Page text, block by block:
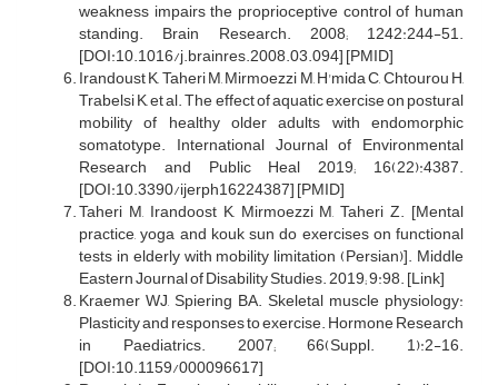
weakness impairs the proprioceptive control of human
standing. Brain Research. 2008; 1242:244-51.
[DOI:10.1016/j.brainres.2008.03.094] [PMID]
Irandoust K, Taheri M, Mirmoezzi M, H'mida C, Chtourou H,
Trabelsi K, et al. The effect of aquatic exercise on postural
mobility of healthy older adults with endomorphic
somatotype. International Journal of Environmental
Research and Public Heal 2019; 16(22):4387.
[DOI:10.3390/ijerph16224387] [PMID]
Taheri M, Irandoost K, Mirmoezzi M, Taheri Z. [Mental
practice, yoga and kouk sun do exercises on functional
tests in elderly with mobility limitation (Persian)]. Middle
Eastern Journal of Disability Studies. 2019; 9:98. [Link]
Kraemer WJ, Spiering BA. Skeletal muscle physiology:
Plasticity and responses to exercise. Hormone Research
in Paediatrics. 2007; 66(Suppl. 1):2-16.
[DOI:10.1159/000096617]